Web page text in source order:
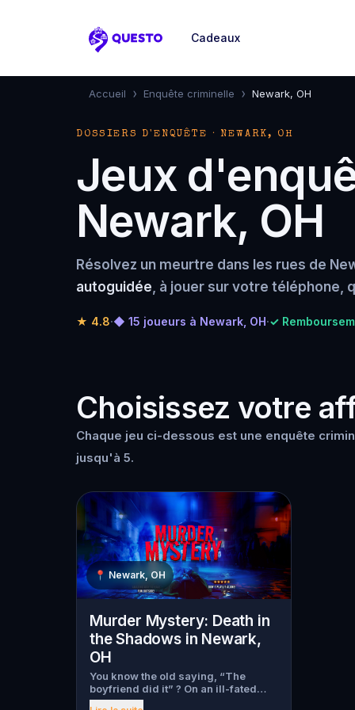
Questo
Cadeaux
Accueil › Enquête criminelle › Newark, OH
DOSSIERS D'ENQUÊTE · NEWARK, OH
Jeux
Newark, OH
Résolvez un meurtre dans les rues de
autoguidée, à jouer sur votre téléphone,
★ 4.8·◆ 15 joueurs à Newark, OH·✓
Choisissez votre
Chaque jeu ci-dessous est une enquête
jusqu'à 5.
📍 Newark, OH
Murder Mystery: Death in
the Shadows in Newark,
OH
You know the old saying, “The
boyfriend did it” ? On an ill-fated
night, love goes terribly wrong for